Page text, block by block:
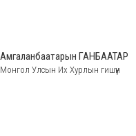
Амгаланбаатарын ГАНБААТАР
Монгол Улсын Их Хурлын гишүүн